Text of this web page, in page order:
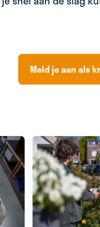
Meld je aan als